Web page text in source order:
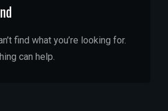
find what you’re looking for.
can help.